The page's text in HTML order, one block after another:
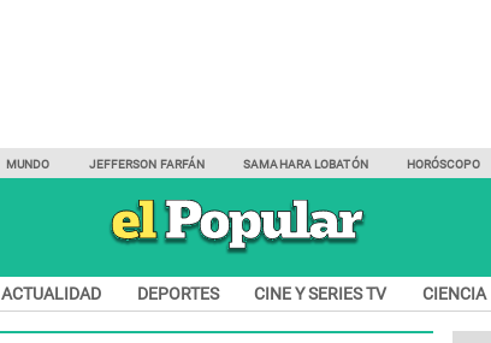
MUNDO JEFFERSON FARFÁN SAMAHARA LOBATÓN HORÓSCOPO
ACTUALIDAD DEPORTES CINE Y SERIES TV CIENCIA